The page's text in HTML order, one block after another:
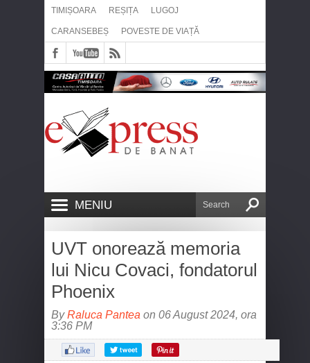
TIMIȘOARA REȘIȚA LUGOJ
CARANSEBEȘ POVESTE DE VIAȚĂ
MENIU
UVT onorează memoria
lui Nicu Covaci, fondatorul
Phoenix
ByRaluca Pantea on 06 August 2024, ora
3:36 PM